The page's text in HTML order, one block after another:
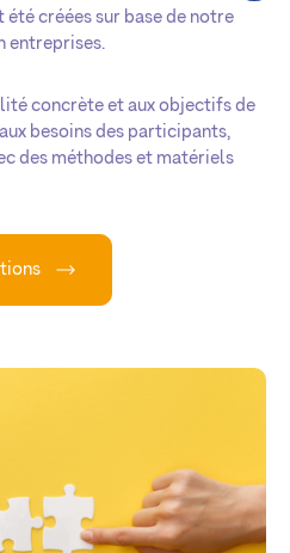
été créées sur base de notre
entreprises.
concrète et aux objectifs de
besoins des participants,
des méthodes et matériels